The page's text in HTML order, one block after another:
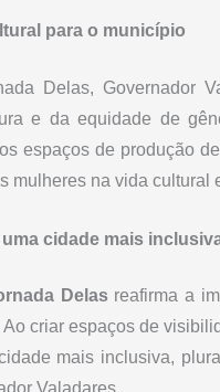
para o município
Delas, Governador
e da equidade de
espaços de produção
mulheres na vida cultural
cidade mais
Delasreafirma a
criar espaços de
mais inclusiva,